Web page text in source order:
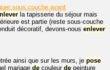
sous couche avant
la tapisserie du séjour mais
est partie (reste sous-couche
décoratif, devons-nous enlever
ainsi que sur les murs, je pose
mariage de couleur de peinture